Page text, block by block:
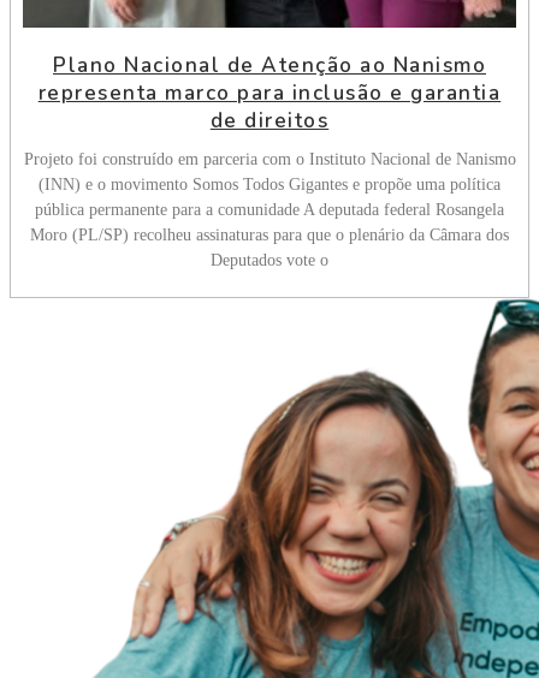
Plano Nacional de Atenção ao Nanismo
representa marco para inclusão e garantia
de direitos
Projeto foi construído em parceria com o Instituto Nacional de Nanismo
(INN) e o movimento Somos Todos Gigantes e propõe uma política
pública permanente para a comunidade A deputada federal Rosangela
Moro (PL/SP) recolheu assinaturas para que o plenário da Câmara dos
Deputados vote o